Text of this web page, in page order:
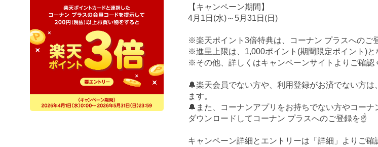
【キャンペーン期間】
4月1日(水)～5月31日(日)
※楽天ポイント3倍特典は、コーナン プラスへのご
※進呈上限は、1,000ポイント(期間限定ポイント)と
※その他、詳しくはキャンペーンサイトよりご確認
🔔楽天会員でない方や、利用登録がお済でない方
ます。
🔔また、コーナンアプリをお持ちでない方やコー
ダウンロードしてコーナン プラスへのご登録を☝️
キャンペーン詳細とエントリーは「詳細」よりご確